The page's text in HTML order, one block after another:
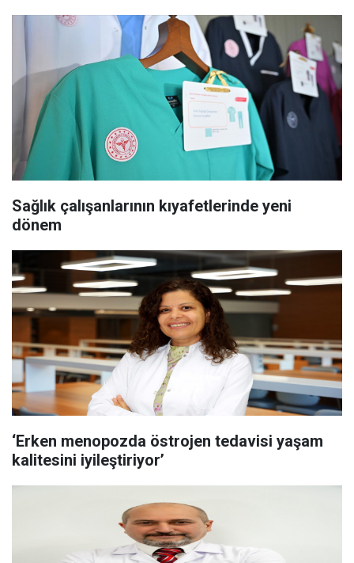
Sağlık çalışanlarının kıyafetlerinde yeni
dönem
‘Erken menopozda östrojen tedavisi yaşam
kalitesini iyileştiriyor’